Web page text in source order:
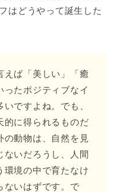
はどうやって誕生した
えば「美しい」「癒
ったポジティブなイ
ですよね。でも、
的に得られるものだ
の動物は、自然を見
ないだろうし、人間
環境の中で育たなけ
ないはずです。で